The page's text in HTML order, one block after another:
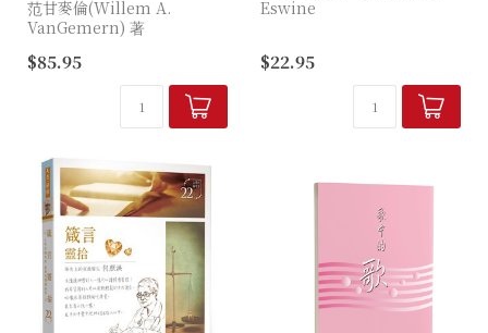
范甘麥倫(Willem A.
VanGemern) 著
「如果一位牧師或平信徒只想
擁有一本詩篇註釋，那就是這
一本了！」——朗文
（Tremper Longm...
$85.95
Eswine
的生命樣貌，探究人試圖在神
以外尋找自我拯救之道，它揭
穿我們的偽裝──除去我們的
$22.95